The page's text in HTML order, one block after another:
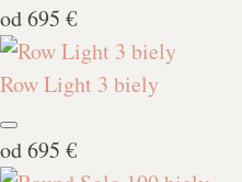
od695 €
Row Light 3 biely
od695 €